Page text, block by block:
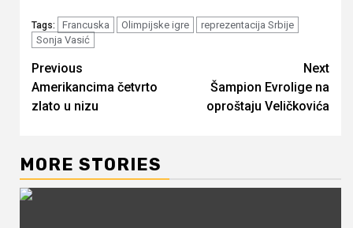
Tags: Francuska Olimpijske igre
reprezentacija Srbije
Sonja Vasić
Continue
Reading
Previous
Amerikancima četvrto
zlato u nizu
Next
Šampion Evrolige na
oproštaju Veličkovića
MORE STORIES